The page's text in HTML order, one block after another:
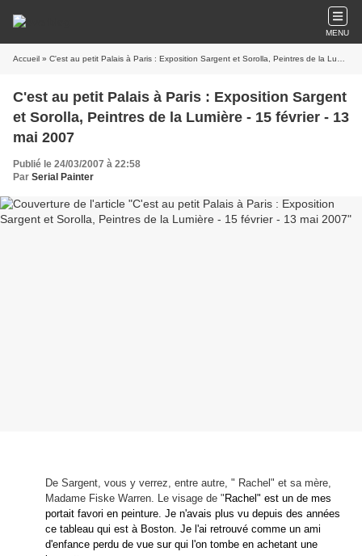
MENU
Accueil » C'est au petit Palais à Paris : Exposition Sargent et Sorolla, Peintres de la Lumière - 15 février - 13 mai 2007
C'est au petit Palais à Paris : Exposition Sargent
et Sorolla, Peintres de la Lumière - 15 février - 13
mai 2007
Publié le 24/03/2007 à 22:58
Par Serial Painter
De Sargent, vous y verrez, entre autre, " Rachel" et sa mère,
Madame Fiske Warren. Le visage de " Rachel" est un de mes
portait favori en peinture. Je n'avais plus vu depuis des années
ce tableau qui est à Boston. Je l'ai retrouvé comme un ami
d'enfance perdu de vue sur qui l'on tombe en achetant une